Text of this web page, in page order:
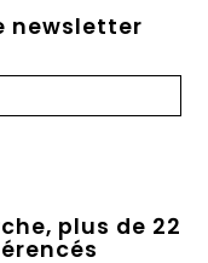
newsletter
plus de 22